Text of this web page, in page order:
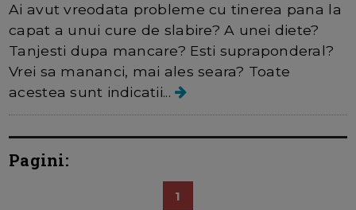
Ai avut vreodata probleme cu tinerea pana la
capat a unui cure de slabire? A unei diete?
Tanjesti dupa mancare? Esti supraponderal?
Vrei sa mananci, mai ales seara? Toate
acestea sunt indicatii...
Pagini:
1